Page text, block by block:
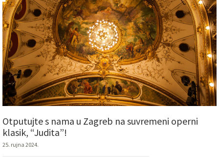
Otputujte s nama u Zagreb na suvremeni operni
klasik, “Judita”!
25. rujna 2024.